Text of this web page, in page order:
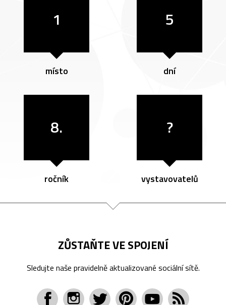
1
místo
5
dní
8.
ročník
?
vystavovatelů
ZŮSTAŇTE VE SPOJENÍ
Sledujte naše pravidelně aktualizované sociální sítě.